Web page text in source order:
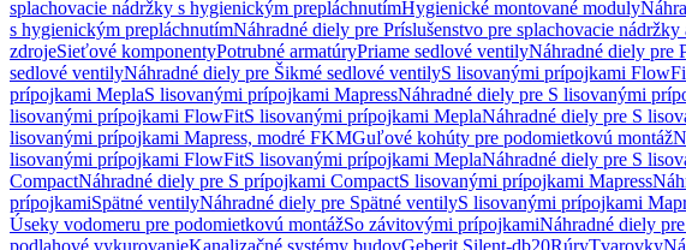
splachovacie nádržky s hygienickým prepláchnutímHygienické montované moduly
s hygienickým prepláchnutímNáhradné diely pre Príslušenstvo pre splachovacie
zdrojeSieťové komponentyPotrubné armatúryPriame sedlové ventilyNáhradné diely pre
sedlové ventilyNáhradné diely pre Šikmé sedlové ventilyS lisovanými prípojkami
prípojkami MeplaS lisovanými prípojkami MapressNáhradné diely pre S lisovanými
lisovanými prípojkami FlowFitS lisovanými prípojkami MeplaNáhradné diely pre S
lisovanými prípojkami Mapress, modré FKMGuľové kohúty pre podomietkovú montáž
lisovanými prípojkami FlowFitS lisovanými prípojkami MeplaNáhradné diely pre S
CompactNáhradné diely pre S prípojkami CompactS lisovanými prípojkami Mapress
prípojkamiSpätné ventilyNáhradné diely pre Spätné ventilyS lisovanými prípojkami
Úseky vodomeru pre podomietkovú montážSo závitovými prípojkamiNáhradné diely
podlahové vykurovanieKanalizačné systémy budovGeberit Silent-db20RúryTvarovky